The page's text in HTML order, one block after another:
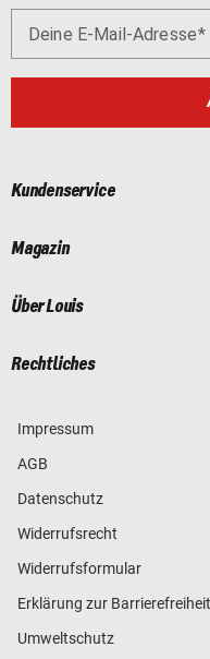
Deine E-Mail-Adresse
Kundenservice
Magazin
Über Louis
Rechtliches
Impressum
AGB
Datenschutz
Widerrufsrecht
Widerrufsformular
Erklärung zur Barrierefreiheit
Umweltschutz